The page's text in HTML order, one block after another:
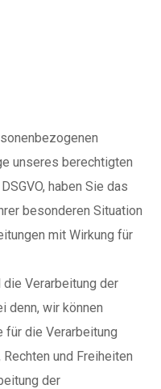
unseres berechtigten
haben Sie das
besonderen Situation
mit Wirkung für
Verarbeitung der
denn, wir können
für die Verarbeitung
und Freiheiten
der